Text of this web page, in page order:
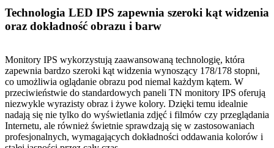
Technologia LED IPS zapewnia szeroki kąt widzenia
oraz dokładność obrazu i barw
Monitory IPS wykorzystują zaawansowaną technologię, która
zapewnia bardzo szeroki kąt widzenia wynoszący 178/178 stopni,
co umożliwia oglądanie obrazu pod niemal każdym kątem. W
przeciwieństwie do standardowych paneli TN monitory IPS oferują
niezwykle wyrazisty obraz i żywe kolory. Dzięki temu idealnie
nadają się nie tylko do wyświetlania zdjęć i filmów czy przeglądania
Internetu, ale również świetnie sprawdzają się w zastosowaniach
profesjonalnych, wymagających dokładności oddawania kolorów i